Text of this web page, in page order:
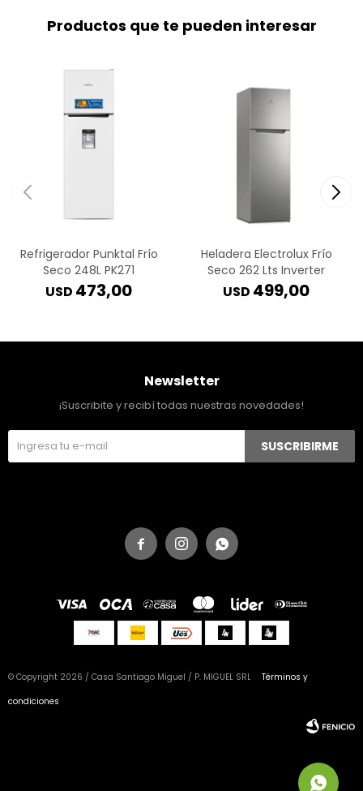
Productos que te pueden interesar
Refrigerador Punktal Frío
Seco 248L PK271
USD 473,00
Heladera Electrolux Frío
Seco 262 Lts Inverter
USD 499,00
  
Newsletter
¡Suscribite y recibí todas nuestras novedades!
SUSCRIBIRME
© Copyright 2026 / Casa Santiago Miguel / P. MIGUEL SRL
Términos y
condiciones